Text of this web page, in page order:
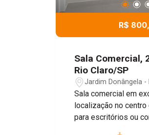
R$
Sala Comercial,
Rio Claro/SP
Jardim Donângela -
Sala comercial em
localização no
para escritórios ou